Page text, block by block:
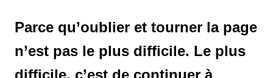
Parce qu’oublier et tourner la page
n’est pas le plus difficile. Le plus